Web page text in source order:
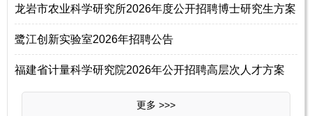
龙岩市农业科学研究所2026年度公开招聘博士研究生方案
鹭江创新实验室2026年招聘公告
福建省计量科学研究院2026年公开招聘高层次人才方案
更多 >>>